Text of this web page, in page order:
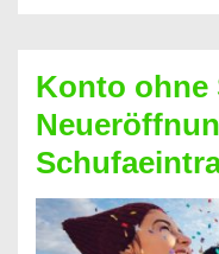
Sie
einen
Kredit
ohne
Konto ohne